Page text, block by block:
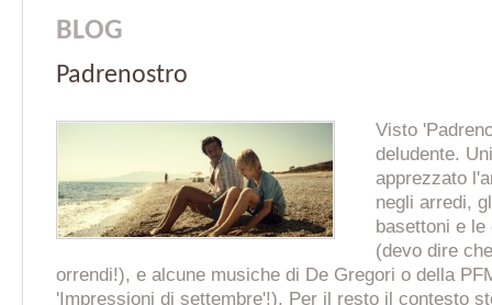
BLOG
Padrenostro
Visto
deludente.
apprezzato
negli arredi,
basettoni e
(devo dire
orrendi!), e alcune musiche di De Gregori o della
'Impressioni di settembre'!). Per il resto il contesto